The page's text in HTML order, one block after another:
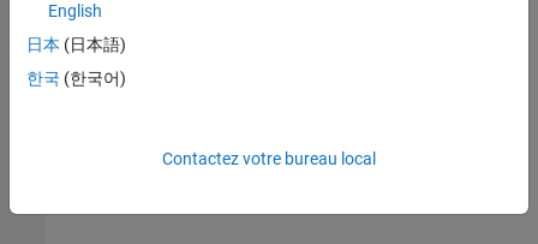
Check CWE (-cwe)
Topics
External Websites
English
日本 (日本語)
한국 (한국어)
Contactez votre bureau local